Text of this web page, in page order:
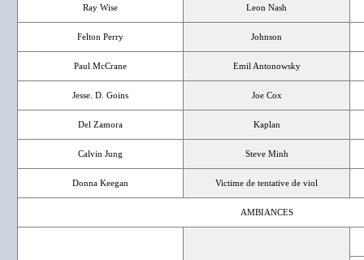
Ray Wise Leon Nash
Felton Perry Johnson
Paul McCrane Emil Antonowsky
Jesse. D. Goins Joe Cox
Del Zamora Kaplan
Calvin Jung Steve Minh
Donna Keegan Victime de tentative de viol
AMBIANCES